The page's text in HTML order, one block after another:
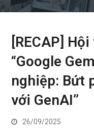
[RECAP]
“Google
nghiệp: Bứt
với GenAI”
26/09/2025